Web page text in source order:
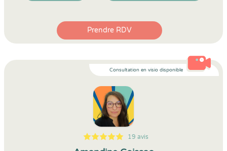
Prendre RDV
Consultation en visio disponible
5
1
5
19 19 avis